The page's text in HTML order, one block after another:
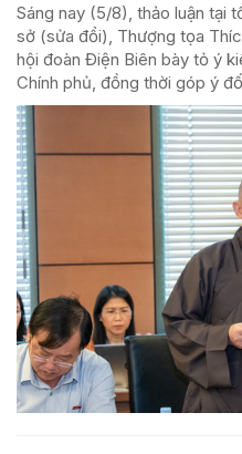
Sáng nay (5/8), thảo luận tại
sở (sửa đổi), Thượng tọa
hội đoàn Điện Biên bày tỏ ý
Chính phủ, đồng thời góp ý